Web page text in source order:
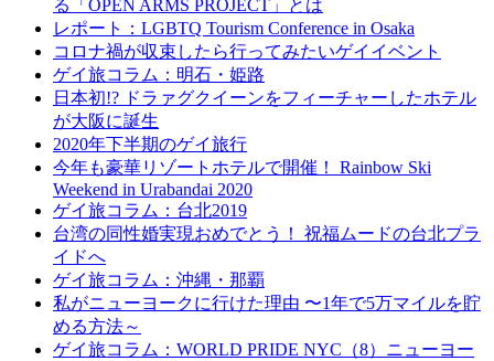
る「OPEN ARMS PROJECT」とは
レポート：LGBTQ Tourism Conference in Osaka
コロナ禍が収束したら行ってみたいゲイイベント
ゲイ旅コラム：明石・姫路
日本初!? ドラァグクイーンをフィーチャーしたホテル
が大阪に誕生
2020年下半期のゲイ旅行
今年も豪華リゾートホテルで開催！ Rainbow Ski
Weekend in Urabandai 2020
ゲイ旅コラム：台北2019
台湾の同性婚実現おめでとう！ 祝福ムードの台北プラ
イドへ
ゲイ旅コラム：沖縄・那覇
私がニューヨークに行けた理由 〜1年で5万マイルを貯
める方法～
ゲイ旅コラム：WORLD PRIDE NYC（8）ニューヨー